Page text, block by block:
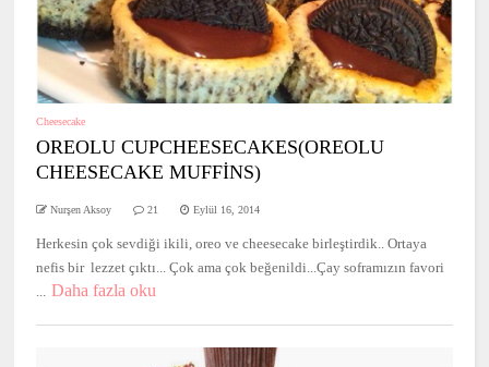
Cheesecake
OREOLU CUPCHEESECAKES(OREOLU
CHEESECAKE MUFFİNS)
Nurşen Aksoy 21 Eylül 16, 2014
Herkesin çok sevdiği ikili, oreo ve cheesecake birleştirdik.. Ortaya
nefis bir lezzet çıktı... Çok ama çok beğenildi...Çay soframızın favori
... Daha fazla oku